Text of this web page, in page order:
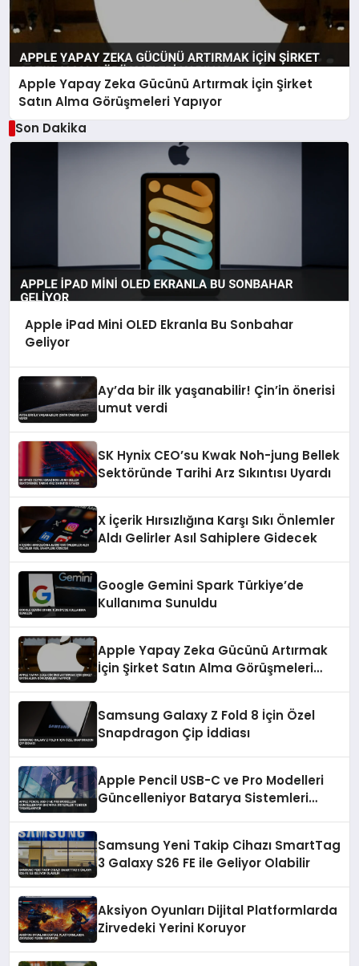
Apple Yapay Zeka Gücünü Artırmak İçin Şirket
Satın Alma Görüşmeleri Yapıyor
Son Dakika
Apple iPad Mini OLED Ekranla Bu Sonbahar
Geliyor
Ay’da bir ilk yaşanabilir! Çin’in önerisi
umut verdi
SK Hynix CEO’su Kwak Noh-jung Bellek
Sektöründe Tarihi Arz Sıkıntısı Uyardı
X İçerik Hırsızlığına Karşı Sıkı Önlemler
Aldı Gelirler Asıl Sahiplere Gidecek
Google Gemini Spark Türkiye’de
Kullanıma Sunuldu
Apple Yapay Zeka Gücünü Artırmak
İçin Şirket Satın Alma Görüşmeleri
Samsung Galaxy Z Fold 8 İçin Özel
Snapdragon Çip İddiası
Apple Pencil USB-C ve Pro Modelleri
Güncelleniyor Batarya Sistemleri
Samsung Yeni Takip Cihazı SmartTag
3 Galaxy S26 FE ile Geliyor Olabilir
Aksiyon Oyunları Dijital Platformlarda
Zirvedeki Yerini Koruyor